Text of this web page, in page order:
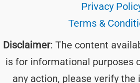
Privacy
Terms &
Disclaimer: The content
is for informational purposes
any action, please verify